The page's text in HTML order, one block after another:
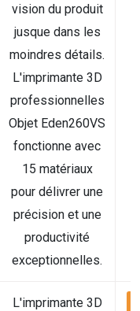
vision du produit
jusque dans les
moindres détails.
L'imprimante 3D
professionnelles
Objet Eden260VS
fonctionne avec
15 matériaux
pour délivrer une
précision et une
productivité
exceptionnelles.
L'imprimante 3D